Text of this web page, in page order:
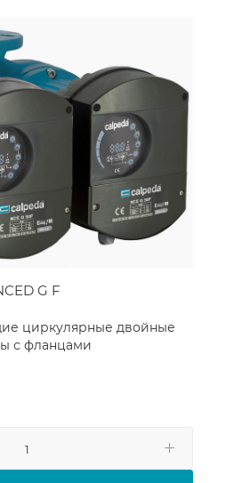
G F
циркулярные двойные
с фланцами